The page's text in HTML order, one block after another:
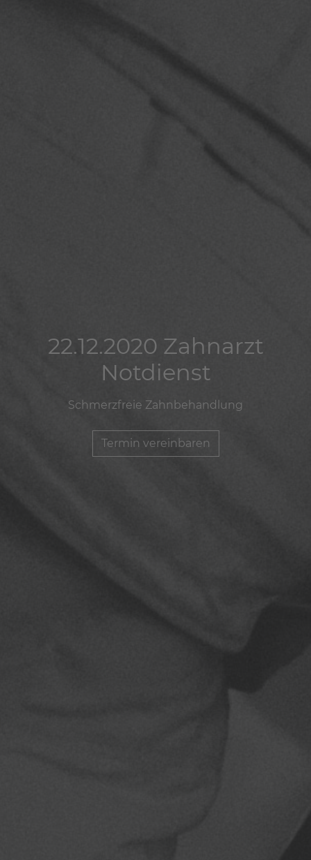
22.12.2020 Zahnarzt
Notdienst
Schmerzfreie Zahnbehandlung
Termin vereinbaren
22.12.2020 Zahnarzt
Notdienst
Schmerzfreie Zahnbehandlung
Termin vereinbaren
22.12.2020 Zahnarzt
Notdienst
Schmerzfreie Zahnbehandlung
Termin vereinbaren